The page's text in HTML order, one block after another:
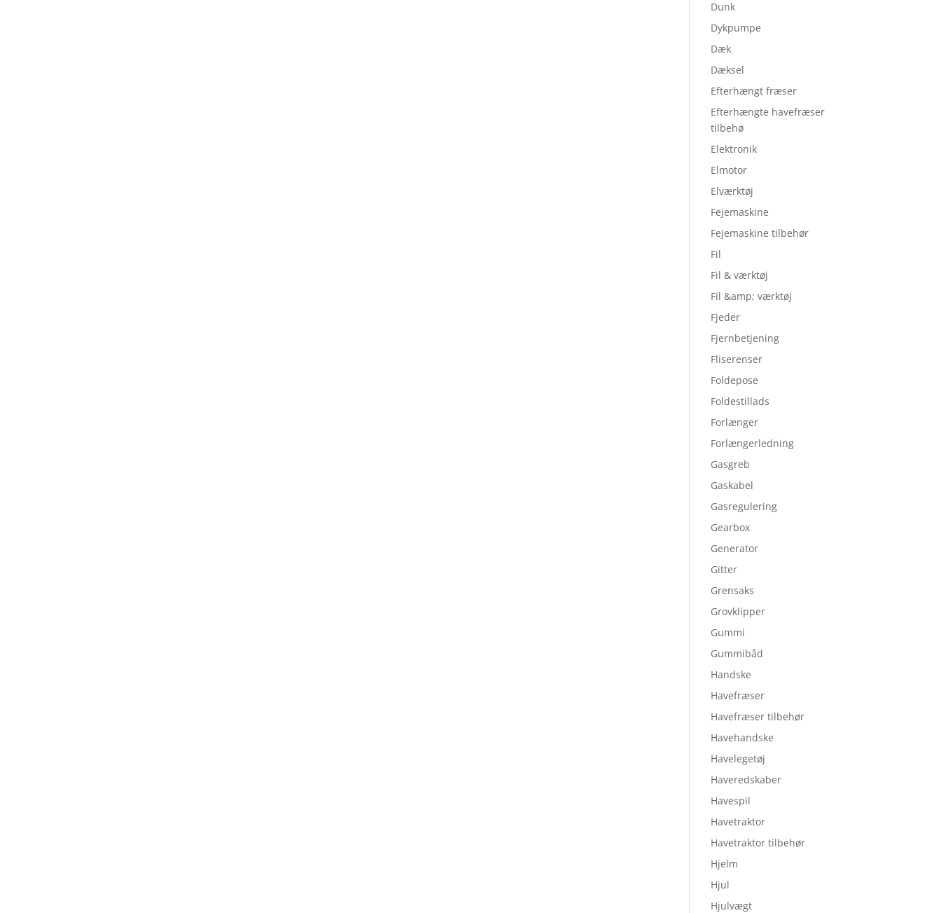
Dunk
Dykpumpe
Dæk
Dæksel
Efterhængt fræser
Efterhængte havefræser
tilbehø
Elektronik
Elmotor
Elværktøj
Fejemaskine
Fejemaskine tilbehør
Fil
Fil & værktøj
Fil &amp; værktøj
Fjeder
Fjernbetjening
Fliserenser
Foldepose
Foldestillads
Forlænger
Forlængerledning
Gasgreb
Gaskabel
Gasregulering
Gearbox
Generator
Gitter
Grensaks
Grovklipper
Gummi
Gummibåd
Handske
Havefræser
Havefræser tilbehør
Havehandske
Havelegetøj
Haveredskaber
Havespil
Havetraktor
Havetraktor tilbehør
Hjelm
Hjul
Hjulvægt